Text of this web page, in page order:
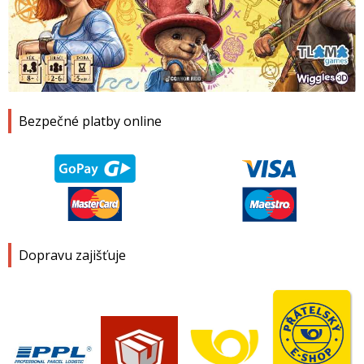
Bezpečné platby online
Dopravu zajišťuje